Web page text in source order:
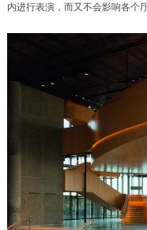
内进行表演，而又不会影响各个